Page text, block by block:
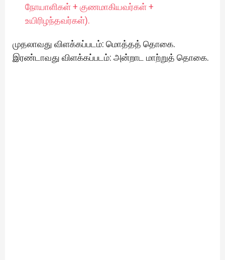
நோயாளிகள் + குணமாகியவர்கள் +
உயிரிழந்தவர்கள்).
முதலாவது விளக்கப்படம்: மொத்தத் தொகை.
இரண்டாவது விளக்கப்படம்: அன்றாட மாற்றுத் தொகை.